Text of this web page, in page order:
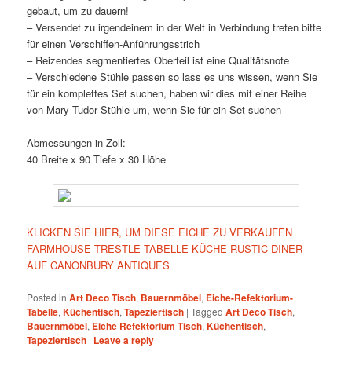
gebaut, um zu dauern!
– Versendet zu irgendeinem in der Welt in Verbindung treten bitte
für einen Verschiffen-Anführungsstrich
– Reizendes segmentiertes Oberteil ist eine Qualitätsnote
– Verschiedene Stühle passen so lass es uns wissen, wenn Sie
für ein komplettes Set suchen, haben wir dies mit einer Reihe
von Mary Tudor Stühle um, wenn Sie für ein Set suchen
Abmessungen in Zoll:
40 Breite x 90 Tiefe x 30 Höhe
KLICKEN SIE HIER, UM DIESE EICHE ZU VERKAUFEN
FARMHOUSE TRESTLE TABELLE KÜCHE RUSTIC DINER
AUF CANONBURY ANTIQUES
Posted in Art Deco Tisch, Bauernmöbel, Eiche-Refektorium-
Tabelle,Küchentisch,Tapeziertisch |Tagged Art Deco Tisch,
Bauernmöbel, Eiche Refektorium Tisch,Küchentisch,
Tapeziertisch | Leave a reply